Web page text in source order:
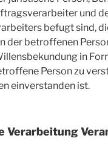
und
befugt sind,
betroffenen
in
Person zu
einverstanden ist.
Verarbeitung